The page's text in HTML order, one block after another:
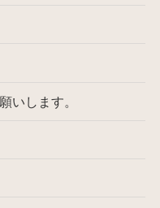
いします。